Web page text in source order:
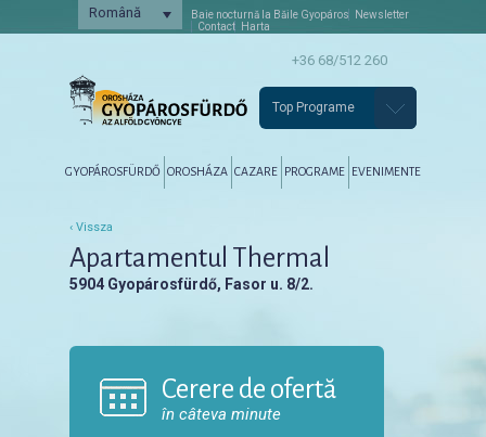
Română Baie nocturnă la Băile Gyopáros
Newsletter
Contact
Harta
+36 68/512 260
Top Programe
Tovább az elsődleges tartalomra
Tovább a másodlagos tartalomra
GYOPÁROSFÜRDŐ OROSHÁZA CAZARE PROGRAME EVENIMENTE
‹ Vissza
Apartamentul Thermal
5904 Gyopárosfürdő, Fasor u. 8/2.
Cerere de ofertă
în câteva minute